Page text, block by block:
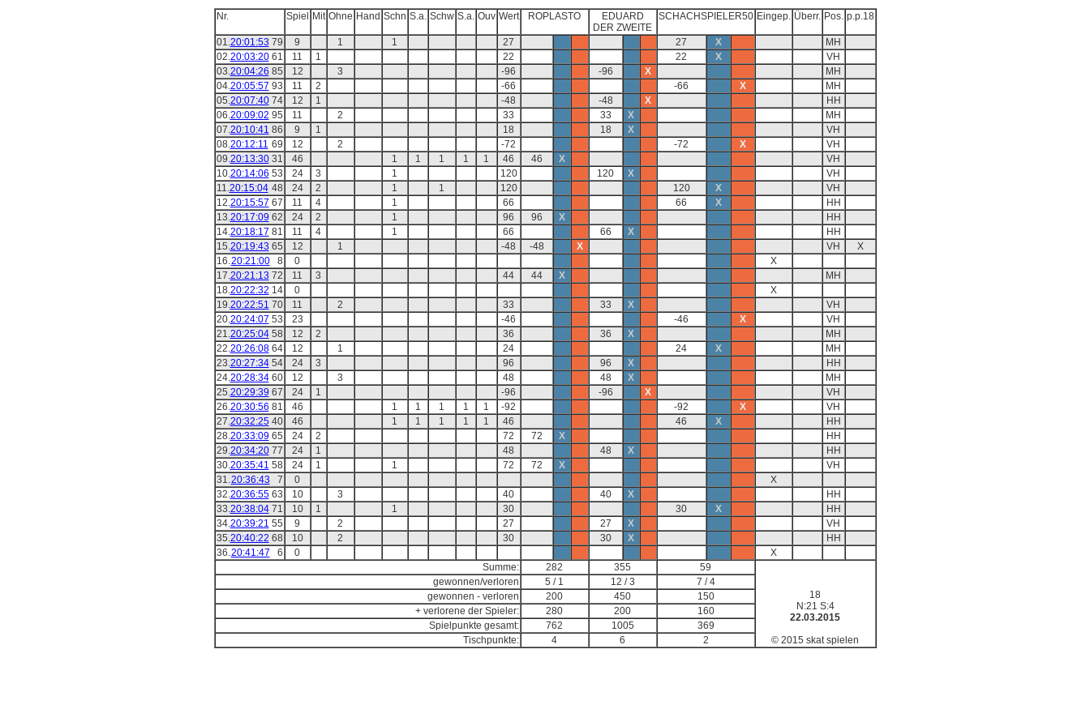
Nr. Spiel Mit Ohne Hand Schn S.a. Schw S.a. Ouv Wert ROPLASTO
EDUARD
DER ZWEITE
SCHACHSPIELER50 Eingep. Überr. Pos. p.p.18
01.20:01:53 79 9 1 1 27 27 X
MH
02.20:03:2061 11 1 22 22 X
VH
03.20:04:26 85 12 3 -96 -96 X
MH
04.20:05:57 93 11 2 -66 -66 X
MH
05.20:07:4074 12 1 -48 -48 X
HH
06.20:09:02 95 11 2 33 33 X
MH
07.20:10:41 86 9 1 18 18 X
VH
08.20:12:11 69 12 2 -72 -72 X
VH
09.20:13:3031 46 1 1 1 1 1 46 46 X
VH
10.20:14:06 53 24 3 1 120 120 X
VH
11.20:15:04 48 24 2 1 1 120 120 X
VH
12.20:15:57 67 11 4 1 66 66 X
HH
13.20:17:09 62 24 2 1 96 96 X
HH
14.20:18:17 81 11 4 1 66 66 X
HH
15.20:19:43 65 12 1 -48 -48 X VH
X
16.20:21:00 8 0
X
17.20:21:13 72 11 3 44 44 X
MH
18.20:22:32 14 0
X
19.20:22:51 70 11 2 33 33 X
VH
20.20:24:07 53 23 -46 -46 X
VH
21.20:25:0458 12 2 36 36 X
MH
22.20:26:0864 12 1 24 24 X
MH
23.20:27:3454 24 3 96 96 X
HH
24.20:28:3460 12 3 48 48 X
MH
25.20:29:39 67 24 1 -96 -96 X
VH
26.20:30:56 81 46 1 1 1 1 1 -92 -92 X
VH
27.20:32:2540 46 1 1 1 1 1 46 46 X
HH
28.20:33:0965 24 2 72 72 X
HH
29.20:34:2077 24 1 48 48 X
HH
30.20:35:41 58 24 1 1 72 72 X
VH
31.20:36:43 7 0
X
32.20:36:5563 10 3 40 40 X
HH
33.20:38:0471 10 1 1 30 30 X
HH
34.20:39:21 55 9 2 27 27 X
VH
35.20:40:22 68 10 2 30 30 X
HH
36.20:41:47 6 0
X
Summe:
282 355 59
18
N:21 S:4
22.03.2015
© 2015 skat spielen
gewonnen/verloren 5 / 1 12 / 3
7 / 4
gewonnen - verloren
200 450
150
+ verlorene der Spieler:
280 200
160
Spielpunkte gesamt:
762 1005
369
Tischpunkte:
4 6 2